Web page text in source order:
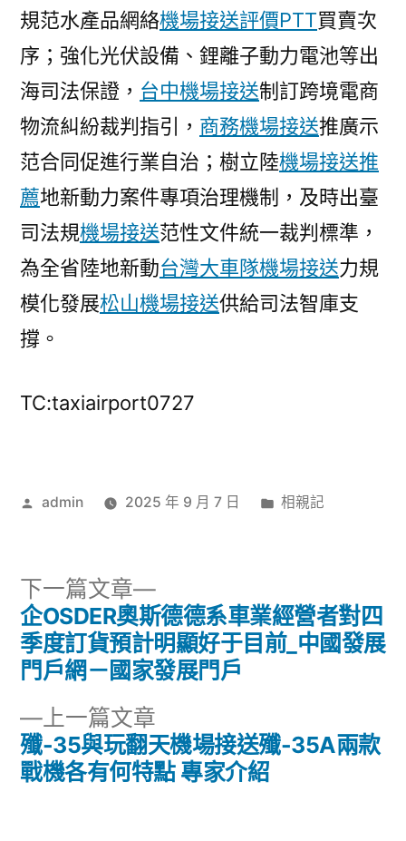
規范水產品網絡機場接送評價PTT買賣次
序；強化光伏設備、鋰離子動力電池等出
海司法保證， 台中機場接送制訂跨境電商
物流糾紛裁判指引， 商務機場接送推廣示
范合同促進行業自治；樹立陸機場接送推
薦地新動力案件專項治理機制，及時出臺
司法規機場接送范性文件統一裁判標準，
為全省陸地新動台灣大車隊機場接送力規
模化發展松山機場接送供給司法智庫支
撐。
TC:taxiairport0727
作
admin 2025 年 9 月 7 日
分
相親記
文
章
導
覽
上一篇文章
一
篇
殲-35與玩翻天機場接送殲-35A兩款
戰機各有何特點 專家介紹
下一篇文章
下
一
篇
文
企OSDER奧斯德德系車業經營者對四
季度訂貨預計明顯好于目前_中國發展
門戶網－國家發展門戶